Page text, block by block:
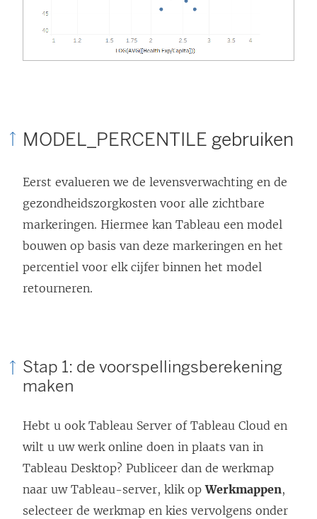
MODEL_PERCENTILE gebruiken
Eerst evalueren we de levensverwachting en de
gezondheidszorgkosten voor alle zichtbare
markeringen. Hiermee kan Tableau een model
bouwen op basis van deze markeringen en het
percentiel voor elk cijfer binnen het model
retourneren.
Stap 1: de voorspellingsberekening
maken
Hebt u ook Tableau Server of Tableau Cloud en
wilt u uw werk online doen in plaats van in
Tableau Desktop? Publiceer dan de werkmap
naar uw Tableau-server, klik opWerkmappen,
selecteer de werkmap en kies vervolgens onder